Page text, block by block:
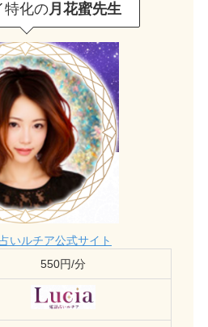
特化の月花蜜先生
いルチア公式サイト
550円/分